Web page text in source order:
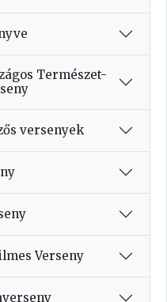
Természet-
versenyek
Verseny